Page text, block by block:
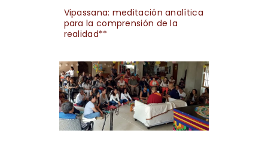
Vipassana: meditación analítica
para la comprensión de la
realidad**